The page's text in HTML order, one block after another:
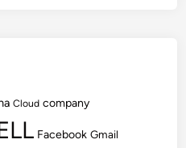
Cloud company
Facebook Gmail